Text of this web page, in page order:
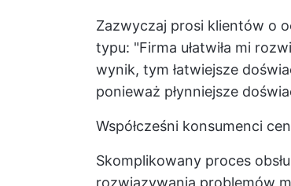
Zazwyczaj prosi klientów o
typu: "Firma ułatwiła mi
wynik, tym łatwiejsze
ponieważ płynniejsze
Współcześni konsumenci
Skomplikowany proces
rozwiązywania problemów